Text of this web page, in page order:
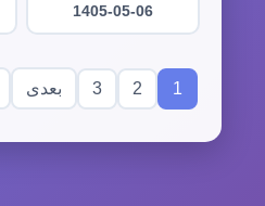
1405-05-06
1
2
3 بعدی